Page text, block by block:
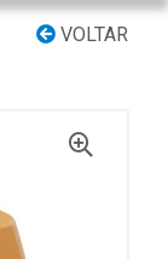
VOLTAR